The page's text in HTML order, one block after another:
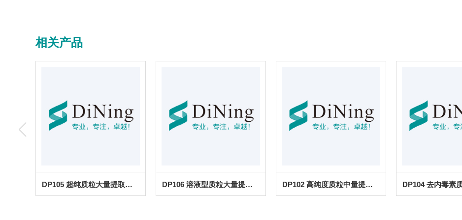
相关产品
DP105 超纯质粒大量提取试剂盒 DP106 溶液型质粒大量提取试剂盒 DP102 高纯度质粒中量提试剂盒